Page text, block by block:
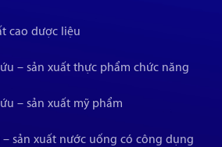
cao dược liệu
– sản xuất thực phẩm chức năng
– sản xuất mỹ phẩm
– sản xuất nước uống có công dụng